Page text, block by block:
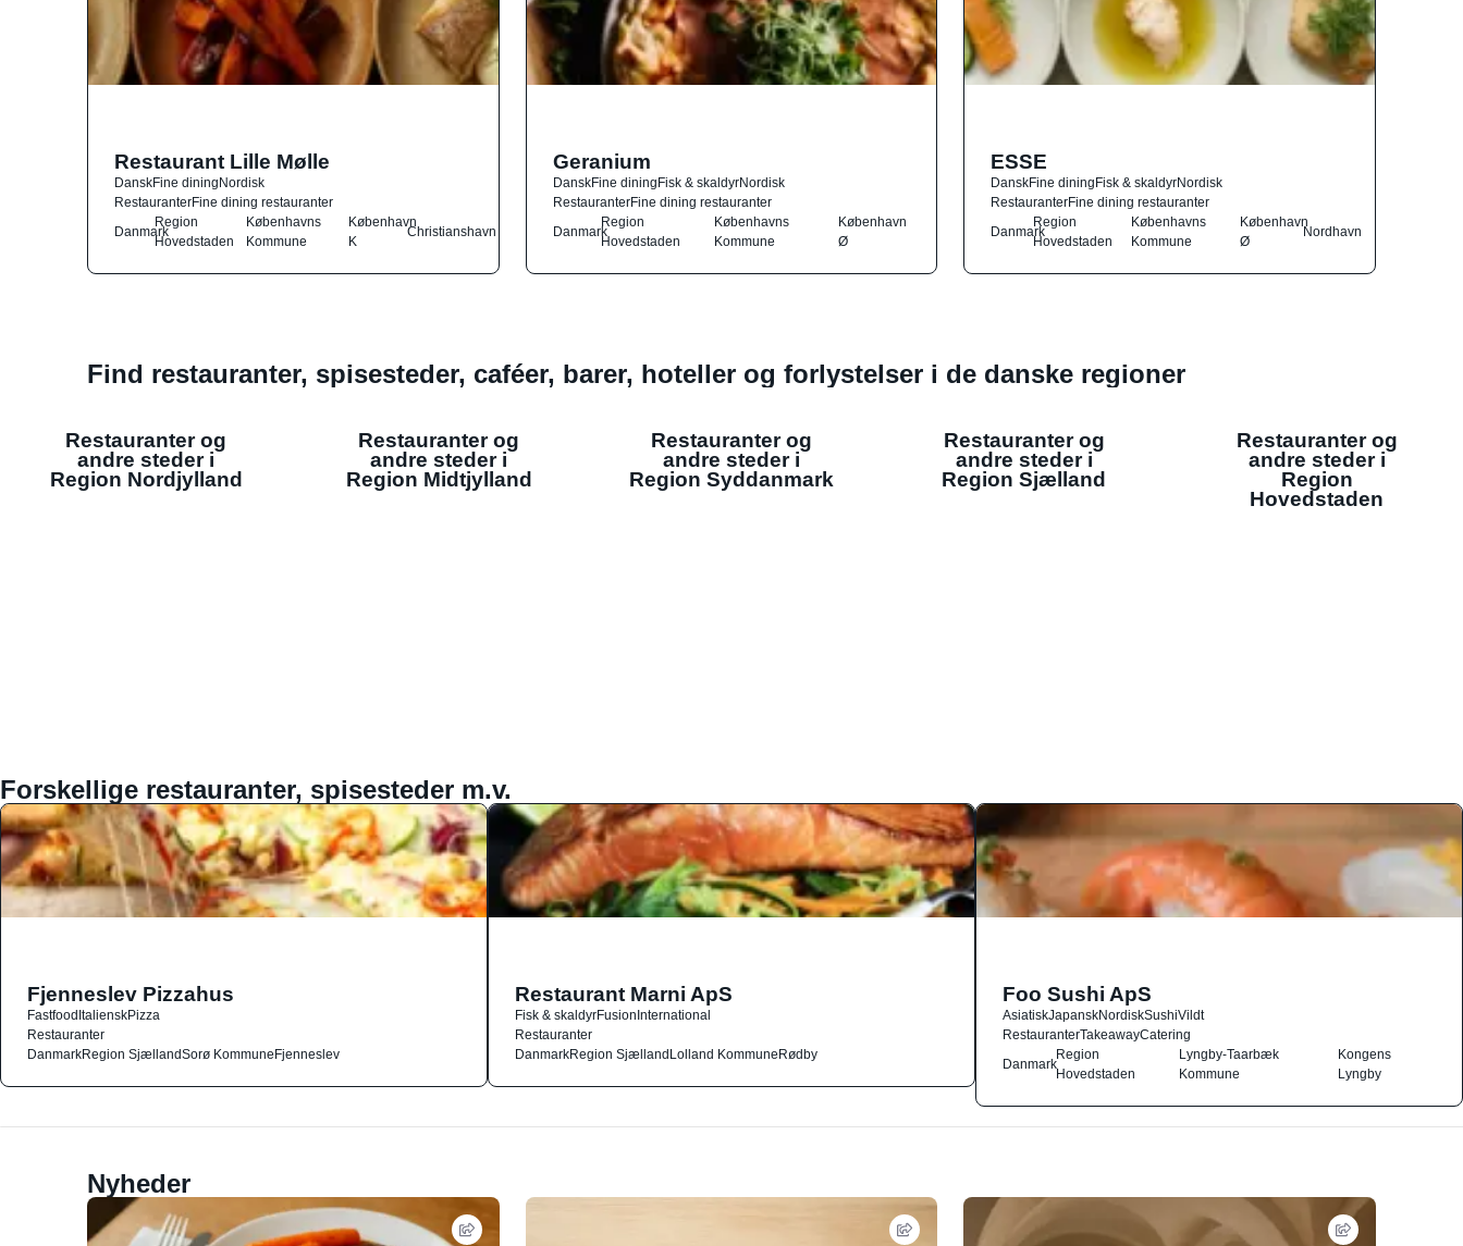
Restaurant Lille Mølle
DanskFine diningNordisk
RestauranterFine dining restauranter
Danmark
Region
Hovedstaden
Københavns
Kommune
København
K
Christianshavn
Geranium
DanskFine diningFisk & skaldyrNordisk
RestauranterFine dining restauranter
Danmark
Region
Hovedstaden
Københavns
Kommune
København
Ø
ESSE
DanskFine diningFisk & skaldyrNordisk
RestauranterFine dining restauranter
Danmark
Region
Hovedstaden
Københavns
Kommune
København
Ø
Nordhavn
Find restauranter, spisesteder, caféer, barer, hoteller og forlystelser i de danske regioner
Restauranter og
andre steder i
Region Nordjylland
Restauranter og
andre steder i
Region Midtjylland
Restauranter og
andre steder i
Region Syddanmark
Restauranter og
andre steder i
Region Sjælland
Restauranter og
andre steder i
Region
Hovedstaden
Forskellige restauranter, spisesteder m.v.
Fjenneslev Pizzahus
FastfoodItalienskPizza
Restauranter
DanmarkRegion SjællandSorø KommuneFjenneslev
Restaurant Marni ApS
Fisk & skaldyrFusionInternational
Restauranter
DanmarkRegion SjællandLolland KommuneRødby
Foo Sushi ApS
AsiatiskJapanskNordiskSushiVildt
RestauranterTakeawayCatering
Danmark
Region
Hovedstaden
Lyngby-Taarbæk
Kommune
Kongens
Lyngby
Nyheder